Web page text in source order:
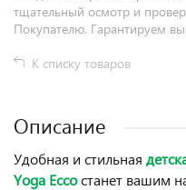
тщательный осмотр и
Покупателю. Гарантируем
К списку товаров
Описание
Удобная и стильная
Yoga Eccoстанет вашим